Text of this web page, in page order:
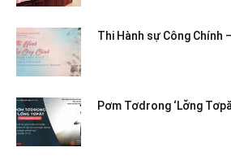
Thi Hành sự Công Chính
Pơm Tơdrong ‘Lơ̆ng